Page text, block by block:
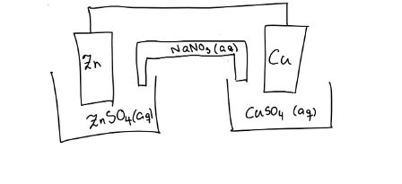
7 inloggade
Om Pluggakuten
Allmänna villkor
Cookie-inställningar
diskussioner